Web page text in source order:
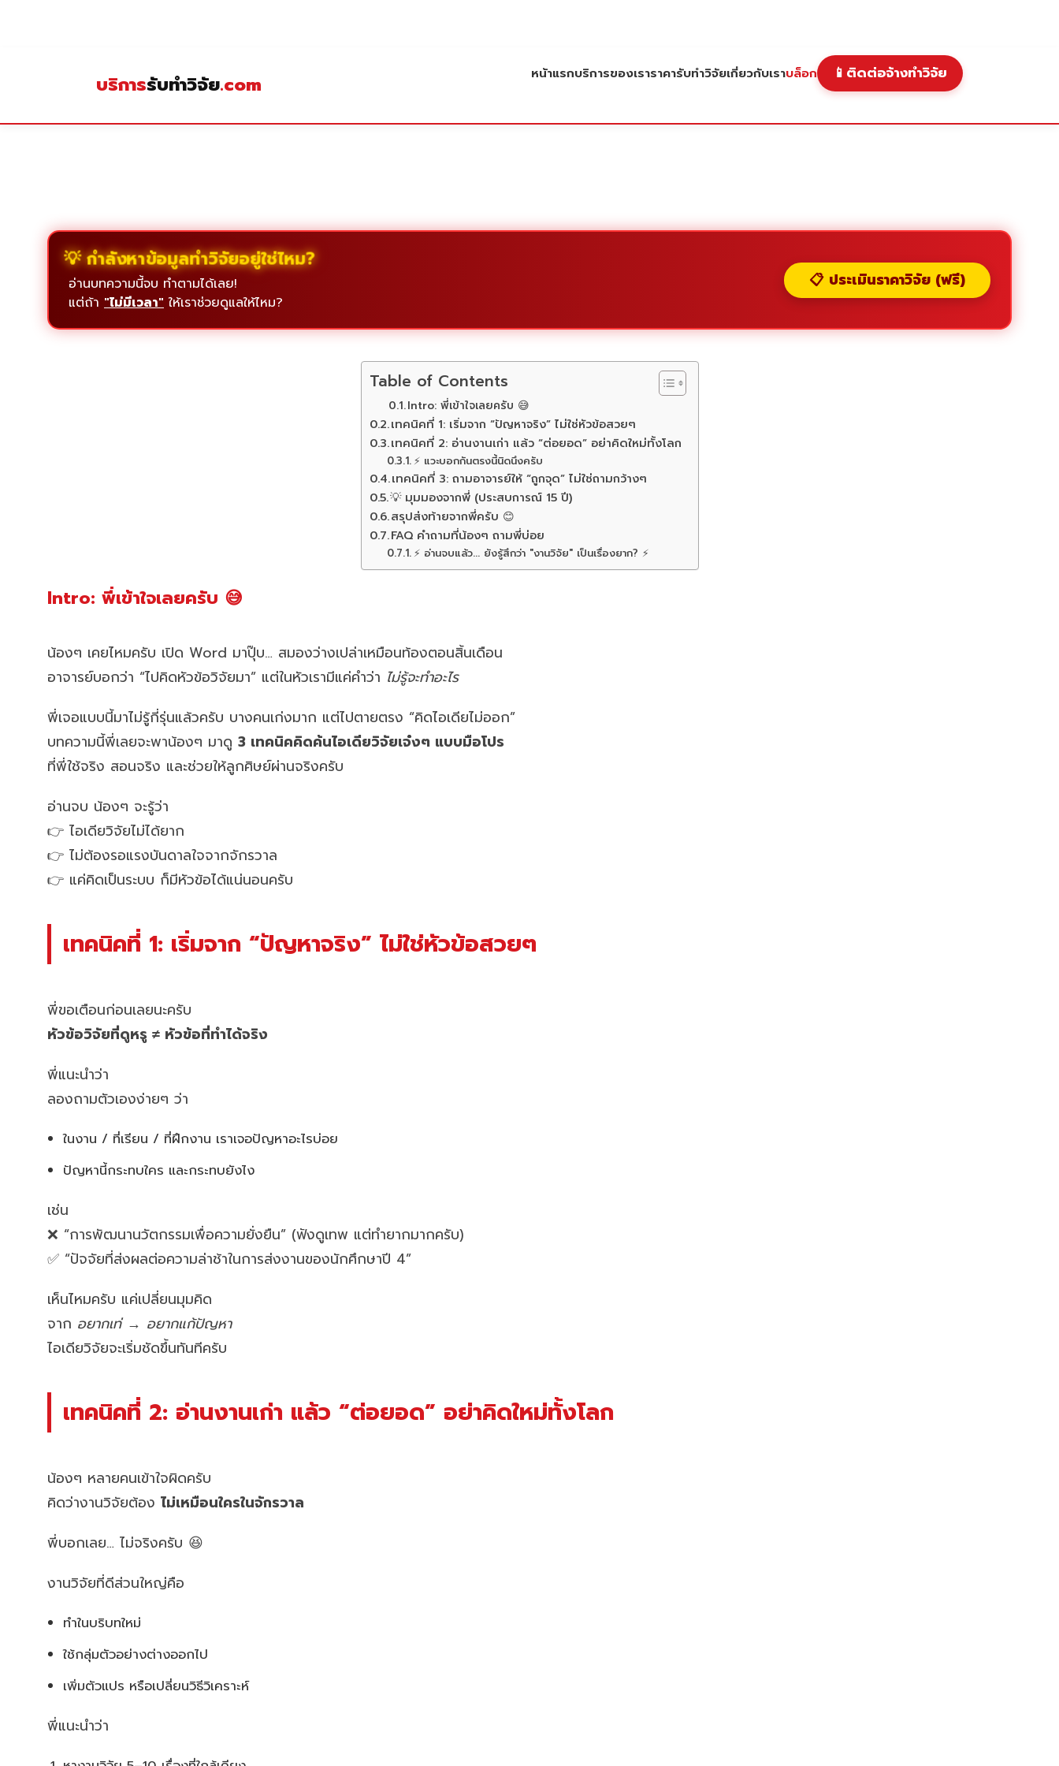
บริการรับทำวิจัย.com หน้าแรกบริการของเราราคารับทำวิจัยเกี่ยวกับเราบล็อก 📱 ติดต่อจ้างทำวิจัย
💡 กำลังหาข้อมูลทำวิจัยอยู่ใช่ไหม?
อ่านบทความนี้จบ ทำตามได้เลย!
แต่ถ้า "ไม่มีเวลา" ให้เราช่วยดูแลให้ไหม?
📋 ประเมินราคาวิจัย (ฟรี)
Table of Contents
Intro: พี่เข้าใจเลยครับ 😅
เทคนิคที่ 1: เริ่มจาก “ปัญหาจริง” ไม่ใช่หัวข้อสวยๆ
เทคนิคที่ 2: อ่านงานเก่า แล้ว “ต่อยอด” อย่าคิดใหม่ทั้งโลก
⚡ แวะบอกกันตรงนี้นิดนึงครับ
เทคนิคที่ 3: ถามอาจารย์ให้ “ถูกจุด” ไม่ใช่ถามกว้างๆ
💡 มุมมองจากพี่ (ประสบการณ์ 15 ปี)
สรุปส่งท้ายจากพี่ครับ 😊
FAQ คำถามที่น้องๆ ถามพี่บ่อย
⚡ อ่านจบแล้ว... ยังรู้สึกว่า "งานวิจัย" เป็นเรื่องยาก? ⚡
Intro: พี่เข้าใจเลยครับ 😅
น้องๆ เคยไหมครับ เปิด Word มาปุ๊บ… สมองว่างเปล่าเหมือนท้องตอนสิ้นเดือน
อาจารย์บอกว่า “ไปคิดหัวข้อวิจัยมา” แต่ในหัวเรามีแค่คำว่า ไม่รู้จะทำอะไร
พี่เจอแบบนี้มาไม่รู้กี่รุ่นแล้วครับ บางคนเก่งมาก แต่ไปตายตรง “คิดไอเดียไม่ออก”
บทความนี้พี่เลยจะพาน้องๆ มาดู 3 เทคนิคคิดค้นไอเดียวิจัยเจ๋งๆ แบบมือโปร
ที่พี่ใช้จริง สอนจริง และช่วยให้ลูกศิษย์ผ่านจริงครับ
อ่านจบ น้องๆ จะรู้ว่า
👉 ไอเดียวิจัยไม่ได้ยาก
👉 ไม่ต้องรอแรงบันดาลใจจากจักรวาล
👉 แค่คิดเป็นระบบ ก็มีหัวข้อได้แน่นอนครับ
เทคนิคที่ 1: เริ่มจาก “ปัญหาจริง” ไม่ใช่หัวข้อสวยๆ
พี่ขอเตือนก่อนเลยนะครับ
หัวข้อวิจัยที่ดูหรู ≠ หัวข้อที่ทำได้จริง
พี่แนะนำว่า
ลองถามตัวเองง่ายๆ ว่า
ในงาน / ที่เรียน / ที่ฝึกงาน เราเจอปัญหาอะไรบ่อย
ปัญหานี้กระทบใคร และกระทบยังไง
เช่น
❌ “การพัฒนานวัตกรรมเพื่อความยั่งยืน” (ฟังดูเทพ แต่ทำยากมากครับ)
✅ “ปัจจัยที่ส่งผลต่อความล่าช้าในการส่งงานของนักศึกษาปี 4”
เห็นไหมครับ แค่เปลี่ยนมุมคิด
จาก อยากเท่→ อยากแก้ปัญหา
ไอเดียวิจัยจะเริ่มชัดขึ้นทันทีครับ
เทคนิคที่ 2: อ่านงานเก่า แล้ว “ต่อยอด” อย่าคิดใหม่ทั้งโลก
น้องๆ หลายคนเข้าใจผิดครับ
คิดว่างานวิจัยต้อง ไม่เหมือนใครในจักรวาล
พี่บอกเลย… ไม่จริงครับ 😆
งานวิจัยที่ดีส่วนใหญ่คือ
ทำในบริบทใหม่
ใช้กลุ่มตัวอย่างต่างออกไป
เพิ่มตัวแปร หรือเปลี่ยนวิธีวิเคราะห์
พี่แนะนำว่า